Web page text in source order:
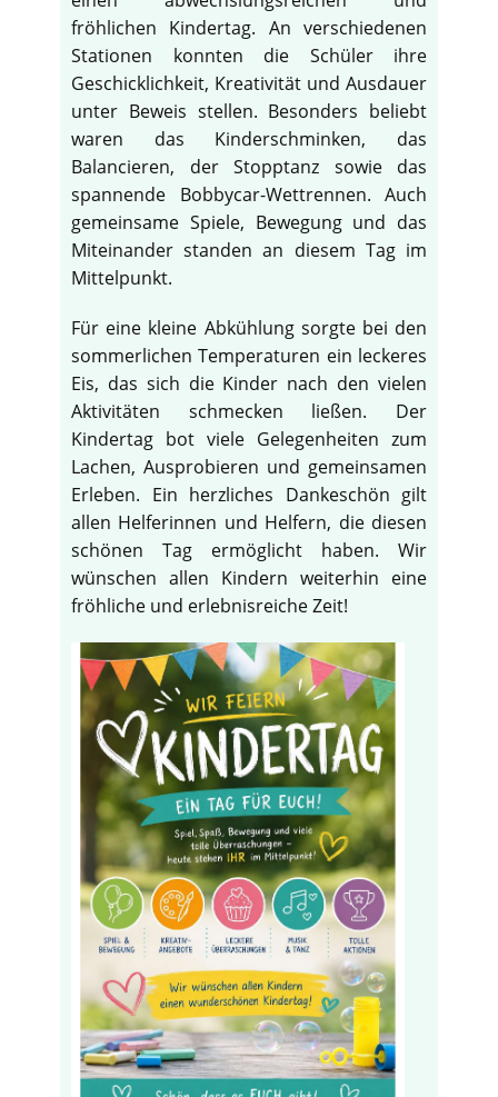
fröhlichen Kindertag. An verschiedenen
Stationen konnten die Schüler ihre
Geschicklichkeit, Kreativität und Ausdauer
unter Beweis stellen. Besonders beliebt
waren das Kinderschminken, das
Balancieren, der Stopptanz sowie das
spannende Bobbycar-Wettrennen. Auch
gemeinsame Spiele, Bewegung und das
Miteinander standen an diesem Tag im
Mittelpunkt.
Für eine kleine Abkühlung sorgte bei den
sommerlichen Temperaturen ein leckeres
Eis, das sich die Kinder nach den vielen
Aktivitäten schmecken ließen. Der
Kindertag bot viele Gelegenheiten zum
Lachen, Ausprobieren und gemeinsamen
Erleben. Ein herzliches Dankeschön gilt
allen Helferinnen und Helfern, die diesen
schönen Tag ermöglicht haben. Wir
wünschen allen Kindern weiterhin eine
fröhliche und erlebnisreiche Zeit!